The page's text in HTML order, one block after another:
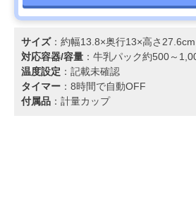
サイズ：約幅13.8×奥行13×高さ27.6cm
対応容器/容量 ：牛乳パック約500～
温度設定 ：記載未確認
タイマー ：8時間で自動OFF
付属品 ：計量カップ